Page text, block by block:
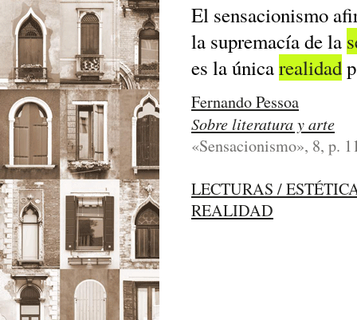
El sensacionismo
la supremacía de la
es la únicarealidad
Fernando Pessoa
Sobre literatura y arte
«Sensacionismo», 8, p.
LECTURAS /
REALIDAD